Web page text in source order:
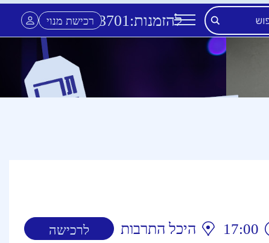
להזמנות: *3701 רכישת מנוי
17:00 היכל התרבות לרכישה